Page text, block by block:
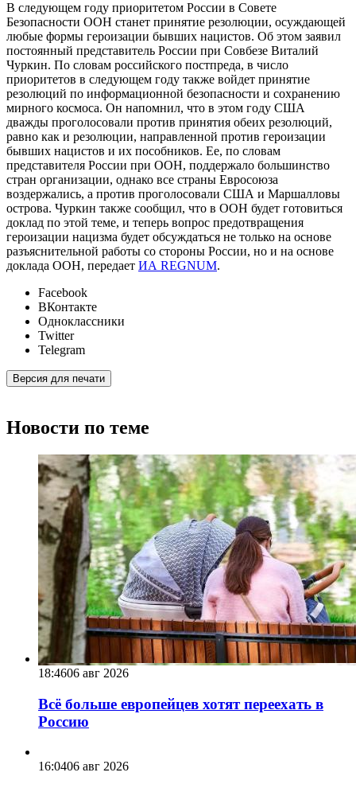
В следующем году приоритетом России в Совете
Безопасности ООН станет принятие резолюции, осуждающей
любые формы героизации бывших нацистов. Об этом заявил
постоянный представитель России при Совбезе Виталий
Чуркин. По словам российского постпреда, в число
приоритетов в следующем году также войдет принятие
резолюций по информационной безопасности и сохранению
мирного космоса. Он напомнил, что в этом году США
дважды проголосовали против принятия обеих резолюций,
равно как и резолюции, направленной против героизации
бывших нацистов и их пособников. Ее, по словам
представителя России при ООН, поддержало большинство
стран организации, однако все страны Евросоюза
воздержались, а против проголосовали США и Маршалловы
острова. Чуркин также сообщил, что в ООН будет готовиться
доклад по этой теме, и теперь вопрос предотвращения
героизации нацизма будет обсуждаться не только на основе
разъяснительной работы со стороны России, но и на основе
доклада ООН, передает ИА REGNUM.
Facebook
ВКонтакте
Одноклассники
Twitter
Telegram
Версия для печати
Новости по теме
18:4606 авг 2026
Всё больше европейцев хотят переехать в
Россию
16:0406 авг 2026